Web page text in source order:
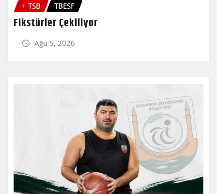
+ TSB TBESF
Fikstürler Çekiliyor
Ağu 5, 2026